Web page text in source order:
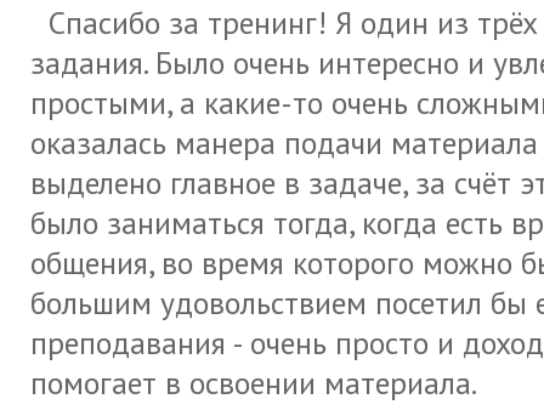
Спасибо за тренинг! Я один из
задания. Было очень интересно и
простыми, а какие-то очень
оказалась манера подачи
выделено главное в задаче, за
было заниматься тогда, когда есть
общения, во время которого можно
большим удовольствием посетил
преподавания - очень просто и
помогает в освоении материала.